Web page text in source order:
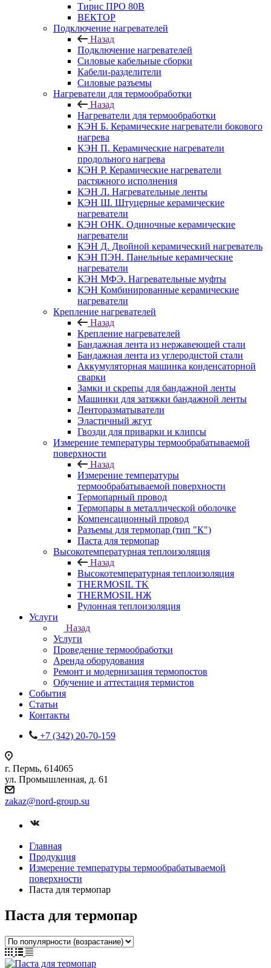
Тирис ПРО 80В
ВЕКТОР
Подключение нагревателей
Назад
Подключение нагревателей
Силовые кабельные сборки
Кабели-разделители
Силовые разъемы
Нагреватели для термообработки
Назад
Нагреватели для термообработки
КЭН Б. Керамические нагреватели бокового
нагрева
КЭН П. Керамические нагреватели
продольного нагрева
КЭН Р. Керамические нагреватели
растяжного исполнения
КЭН Л. Нагревательные ленты
КЭН Ш. Штуцерные керамические
нагреватели
КЭН ОНК. Одиночные керамические
нагреватели
КЭН Д. Двойной керамический нагреватель
КЭН ПЭН. Панельные керамические
нагреватели
КЭН МФЭ. Нагревательные муфты
КЭН Комбинированные керамические
нагреватели
Крепление нагревателей
Назад
Крепление нагревателей
Бандажная лента из нержавеющей стали
Бандажная лента из углеродистой стали
Аккумуляторная машинка конденсаторной
сварки
Замки и скрепы для бандажной ленты
Машинки для затяжки бандажной ленты
Ленторазматыватели
Эластичный жгут
Гвозди для приварки и клипсы
Измерение температуры термообрабатываемой
поверхности
Назад
Измерение температуры
термообрабатываемой поверхности
Термопарный провод
Термопары в металлической оболочке
Компенсационный провод
Разъемы для термопар (тип "К")
Паста для термопар
Высокотемпературная теплоизоляция
Назад
Высокотемпературная теплоизоляция
THERMOSIL TK
THERMOSIL НЖ
Рулонная теплоизоляция
Услуги
Назад
Услуги
Проведение термообработки
Аренда оборудования
Ремонт и модернизация термопостов
Обучение и аттестация термистов
События
Статьи
Контакты
+7 (342) 20-70-159
г. Пермь, 614065
ул. Промышленная, д. 61
zakaz@nord-group.su
Главная
Продукция
Измерение температуры термообрабатываемой
поверхности
Паста для термопар
Паста для термопар